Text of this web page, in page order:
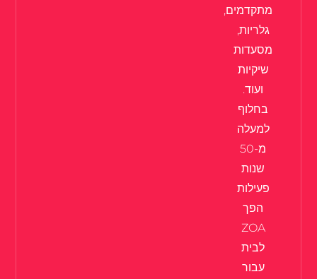
מתקדמים,
גלריות,
מסעדות
שיקיות
ועוד.
בחלוף
למעלה
מ-50
שנות
פעילות
הפך
ZOA
לבית
עבור